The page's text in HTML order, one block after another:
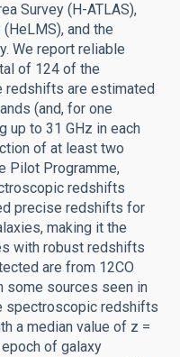
Survey (H-ATLAS),
and the
We report reliable
of 124 of the
redshifts are estimated
(and, for one
up to 31 GHz in each
of at least two
Pilot Programme,
redshifts
precise redshifts for
making it the
with robust redshifts
are from 12CO
some sources seen in
spectroscopic redshifts
a median value of z =
of galaxy